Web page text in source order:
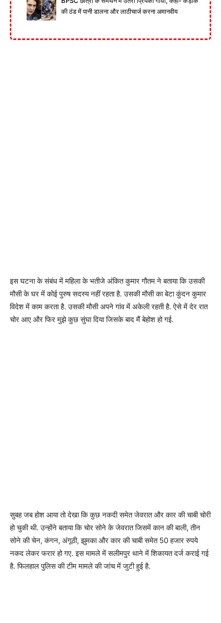
की ठंड में पानी डालना और लाठीचार्ज करना अमानवीय
इस घटना के संबंध में महिला के भतीजे अंकित कुमार गौतम ने बताया कि उसकी
मौसी के घर में कोई पुरुष सदस्य नहीं रहता है. उसकी मौसी का बेटा कुंदन कुमार
विदेश में काम करता है. उसकी मौसी अपने गांव में अकेली रहती है. ऐसे में देर रात
चोर आए और फिर मुझे कुछ सुंघा दिया जिसके बाद मैं बेहोश हो गई.
सुबह जब होश आया तो देखा कि कुछ नकदी समेत जेवरात और कार की चाबी चोरी
हो चुकी थी. उन्होंने बताया कि चोर सोने के जेवरात जिसमें कान की बाली, तीन
सोने की चेन, कंगन, अंगूठी, झुमका और कार की चाबी समेत 50 हजार रुपये
नकद लेकर फरार हो गए. इस मामले में सलीमपुर थाने में शिकायत दर्ज कराई गई
है. फिलहाल पुलिस की टीम मामले की जांच में जुटी हुई है.